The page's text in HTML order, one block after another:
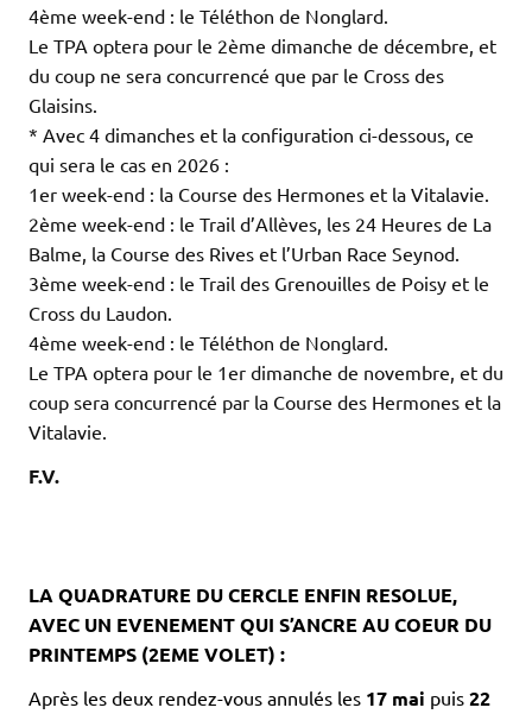
4ème week-end : le Téléthon de Nonglard.
Le TPA optera pour le 2ème dimanche de décembre, et
du coup ne sera concurrencé que par le Cross des
Glaisins.
* Avec 4 dimanches et la configuration ci-dessous, ce
qui sera le cas en 2026 :
1er week-end : la Course des Hermones et la Vitalavie.
2ème week-end : le Trail d’Allèves, les 24 Heures de La
Balme, la Course des Rives et l’Urban Race Seynod.
3ème week-end : le Trail des Grenouilles de Poisy et le
Cross du Laudon.
4ème week-end : le Téléthon de Nonglard.
Le TPA optera pour le 1er dimanche de novembre, et du
coup sera concurrencé par la Course des Hermones et la
Vitalavie.
F.V.
LA QUADRATURE DU CERCLE ENFIN RESOLUE,
AVEC UN EVENEMENT QUI S’ANCRE AU COEUR DU
PRINTEMPS (2EME VOLET) :
Après les deux rendez-vous annulés les 17 mai puis 22